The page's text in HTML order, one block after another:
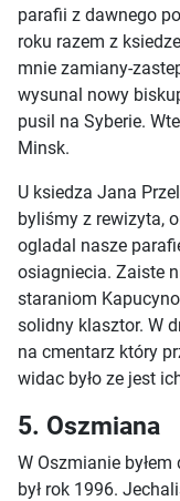
parafii z dawnego
roku razem z
mnie zamiany-
wysunal nowy
pusil na Syberie.
Minsk.
U ksiedza Jana
byliśmy z rewizyta,
ogladal nasze
osiagniecia. Zaiste
staraniom
solidny klasztor. W
na cmentarz który
widac było ze jest
5. Oszmiana
W Oszmianie
był rok 1996.